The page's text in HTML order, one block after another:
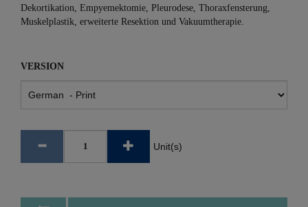
Dekortikation, Empyemektomie, Pleurodese, Thoraxfensterung,
Muskelplastik, erweiterte Resektion und Vakuumtherapie.
VERSION
Unit(s)